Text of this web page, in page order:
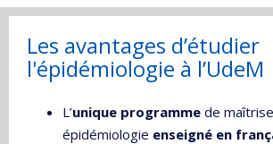
Les avantages d’étudier
l'épidémiologie à l’UdeM
L’unique programme de
épidémiologie enseigné en